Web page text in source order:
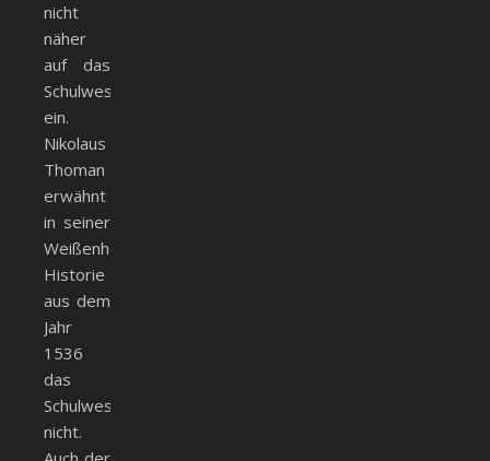
nicht
näher
auf das
Schulwesen
ein.
Nikolaus
Thoman
erwähnt
in seiner
Weißenhorner
Historie
aus dem
Jahr
1536
das
Schulwesen
nicht.